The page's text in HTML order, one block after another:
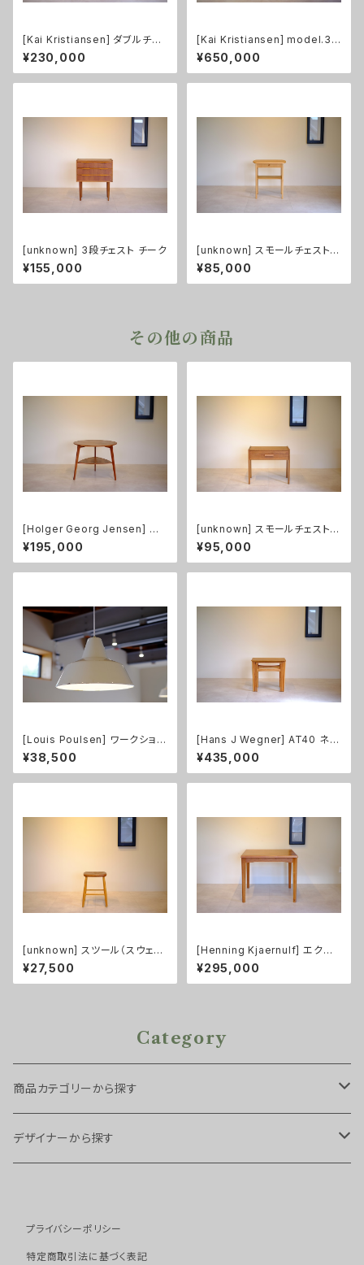
[Kai Kristiansen] ダブルチェ
スト チーク
¥230,000
[Kai Kristiansen] model.38
5 6段チェスト オーク
¥650,000
[unknown] 3段チェスト チーク
¥155,000
[unknown] スモールチェスト
オーク
¥85,000
その他の商品
[Holger Georg Jensen] コ
ーヒーテーブル 大 チーク
¥195,000
[unknown] スモールチェスト
チーク
¥95,000
[Louis Poulsen] ワークショッ
プランプ ホワイト
¥38,500
[Hans J Wegner] AT40 ネス
トテーブル オーク 無垢
¥435,000
[unknown] スツール（スウェー
デン製）
¥27,500
[Henning Kjaernulf] エクス
テンション付ダイニングテーブル
チーク
¥295,000
Category
商品カテゴリーから探す
チェア・スツール
ダイニングチェア
１シーター
テーブル・デスク
デザイナーから探す
Arne Vodder
プライバシーポリシー
特定商取引法に基づく表記